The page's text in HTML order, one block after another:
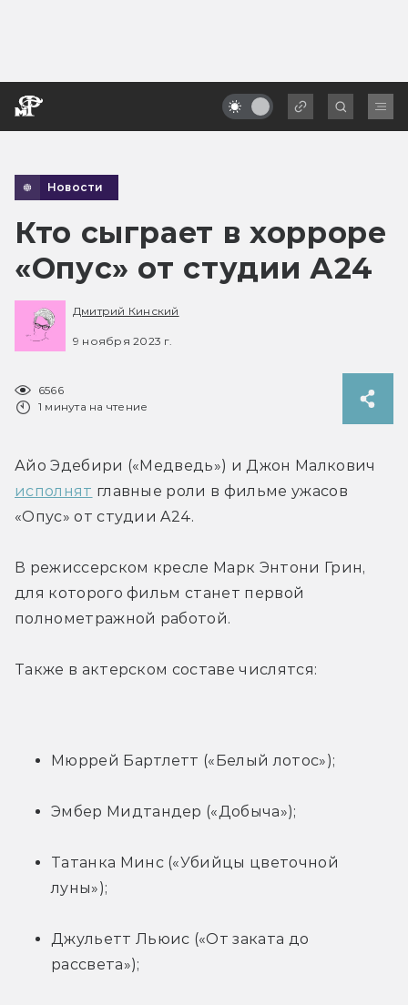
Новости
Кто сыграет в хорроре
«Опус» от студии А24
Дмитрий Кинский
9 ноября 2023 г.
6566
1 минута на чтение
исполнят главные роли в фильме ужасов
«Опус» от студии A24.
В режиссерском кресле Марк Энтони Грин,
для которого фильм станет первой
полнометражной работой.
Также в актерском составе числятся:
Мюррей Бартлетт («Белый лотос»);
Эмбер Мидтандер («Добыча»);
Татанка Минс («Убийцы цветочной
луны»);
Джульетт Льюис («От заката до
рассвета»);